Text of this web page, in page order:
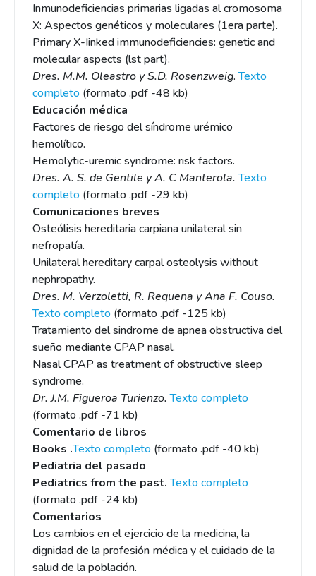
Inmunodeficiencias primarias ligadas al cromosoma
X: Aspectos genéticos y moleculares (1era parte).
Primary X-Iinked immunodeficiencies: genetic and
molecular aspects (lst part).
Dres. M.M. Oleastro y S.D. Rosenzweig.Texto
completo (formato .pdf -48 kb)
Educación médica
Factores de riesgo del síndrome urémico
hemolítico.
Hemolytic-uremic syndrome: risk factors.
Dres. A. S. de Gentile y A. C Manterola.Texto
completo (formato .pdf -29 kb)
Comunicaciones breves
Osteólisis hereditaria carpiana unilateral sin
nefropatía.
Unilateral hereditary carpal osteolysis without
nephropathy.
Dres. M. Verzoletti, R. Requena y Ana F. Couso.
Texto completo (formato .pdf -125 kb)
Tratamiento del sindrome de apnea obstructiva del
sueño mediante CPAP nasal.
Nasal CPAP as treatment of obstructive sleep
syndrome.
Dr. J.M. Figueroa Turienzo. Texto completo
(formato .pdf -71 kb)
Comentario de libros
Books .Texto completo (formato .pdf -40 kb)
Pediatria del pasado
Pediatrics from the past. Texto completo
(formato .pdf -24 kb)
Comentarios
Los cambios en el ejercicio de la medicina, la
dignidad de la profesión médica y el cuidado de la
salud de la población.